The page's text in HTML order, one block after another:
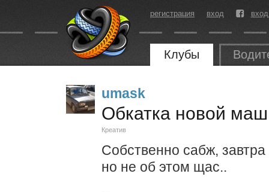
регистрация вход
Клубы
umask
Обкатка новой
Креатив
Собственно сабж,
но не об этом щас..